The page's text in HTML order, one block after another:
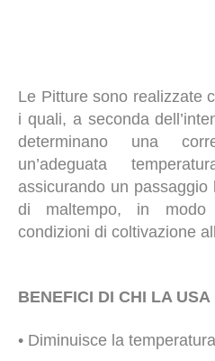
Le Pitture sono realizzate
i quali, a seconda
determinano una
un’adeguata
assicurando un
di maltempo, in modo
condizioni di coltivazione
BENEFICI DI CHI LA USA
• Diminuisce la